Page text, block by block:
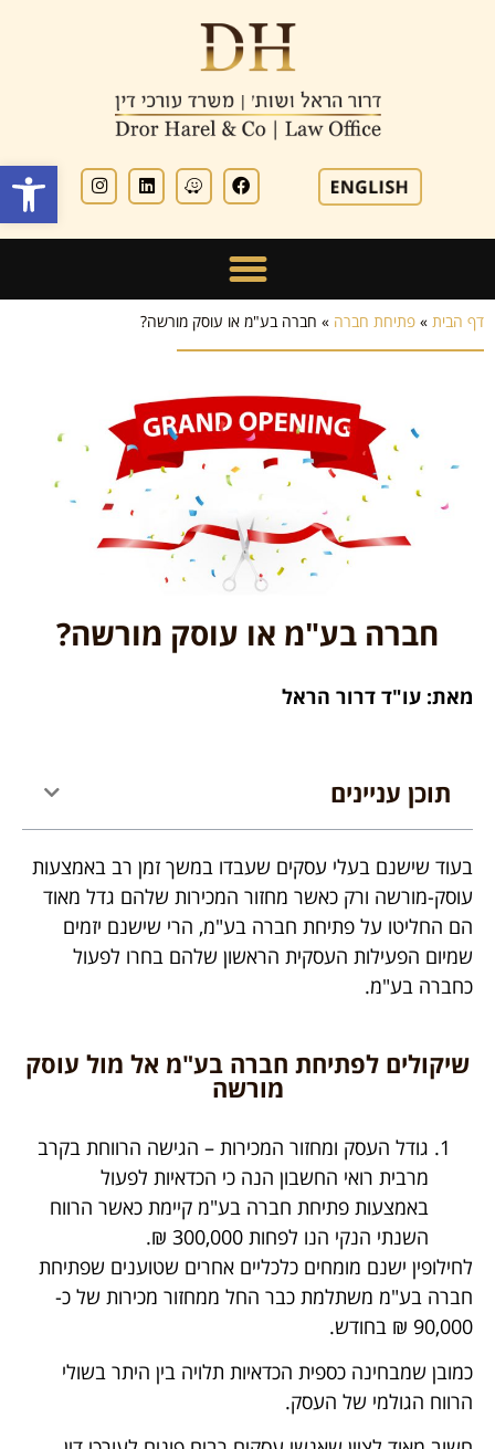
פתח
דף הבית » פתיחת חברה » חברה בע"מ או עוסק מורשה?
חברה בע"מ או עוסק מורשה?
מאת: עו"ד דרור הראל
תוכן עניינים
בעוד שישנם בעלי עסקים שעבדו במשך זמן רב באמצעות
עוסק-מורשה ורק כאשר מחזור המכירות שלהם גדל מאוד
הם החליטו על פתיחת חברה בע"מ, הרי שישנם יזמים
שמיום הפעילות העסקית הראשון שלהם בחרו לפעול
כחברה בע"מ.
שיקולים לפתיחת חברה בע"מ אל מול עוסק
מורשה
גודל העסק ומחזור המכירות – הגישה הרווחת בקרב
מרבית רואי החשבון הנה כי הכדאיות לפעול
באמצעות פתיחת חברה בע"מ קיימת כאשר הרווח
השנתי הנקי הנו לפחות 300,000 ₪.
לחילופין ישנם מומחים כלכליים אחרים שטוענים שפתיחת
חברה בע"מ משתלמת כבר החל ממחזור מכירות של כ-
90,000 ₪ בחודש.
כמובן שמבחינה כספית הכדאיות תלויה בין היתר בשולי
הרווח הגולמי של העסק.